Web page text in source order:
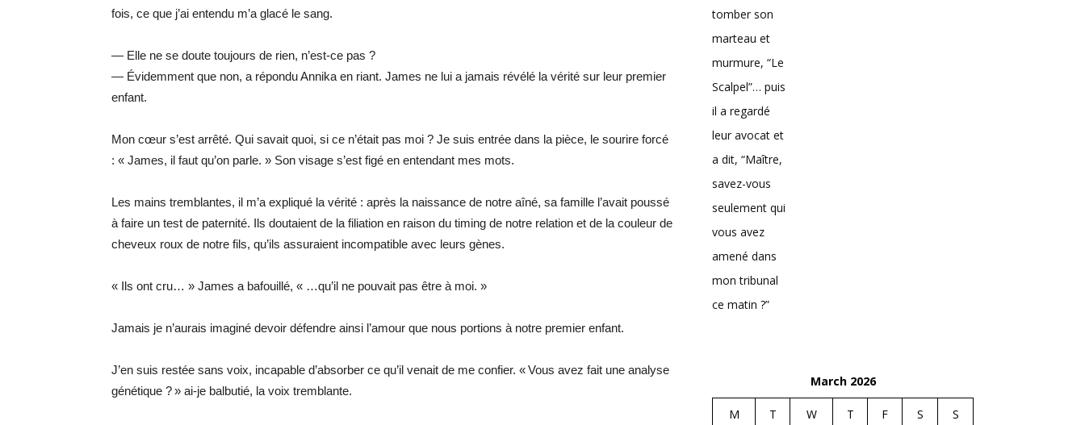
fois, ce que j’ai entendu m’a glacé le sang.
— Elle ne se doute toujours de rien, n’est-ce pas ?
— Évidemment que non, a répondu Annika en riant. James ne lui a jamais révélé la vérité sur leur premier
enfant.
Mon cœur s’est arrêté. Qui savait quoi, si ce n’était pas moi ? Je suis entrée dans la pièce, le sourire forcé
: « James, il faut qu’on parle. » Son visage s’est figé en entendant mes mots.
Les mains tremblantes, il m’a expliqué la vérité : après la naissance de notre aîné, sa famille l’avait poussé
à faire un test de paternité. Ils doutaient de la filiation en raison du timing de notre relation et de la couleur de
cheveux roux de notre fils, qu’ils assuraient incompatible avec leurs gènes.
« Ils ont cru… » James a bafouillé, « …qu’il ne pouvait pas être à moi. »
Jamais je n’aurais imaginé devoir défendre ainsi l’amour que nous portions à notre premier enfant.
J’en suis restée sans voix, incapable d’absorber ce qu’il venait de me confier. « Vous avez fait une analyse
génétique ? » ai-je balbutié, la voix tremblante.
tomber son
marteau et
murmure, “Le
Scalpel”… puis
il a regardé
leur avocat et
a dit, “Maître,
savez-vous
seulement qui
vous avez
amené dans
mon tribunal
ce matin ?”
March 2026
M T W T F S S